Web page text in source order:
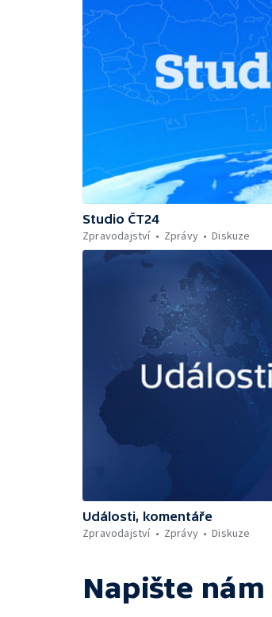
Studio ČT24
Zpravodajství
Zprávy Diskuze
Události, komentáře
Zpravodajství
Zprávy Diskuze
Napište nám